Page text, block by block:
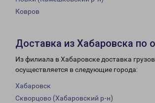
Ковров
Доставка из Хабаровска по
Из филиала в Хабаровске доставка грузов
осуществляется в следующие города:
Хабаровск
Скворцово (Хабаровский р-н)